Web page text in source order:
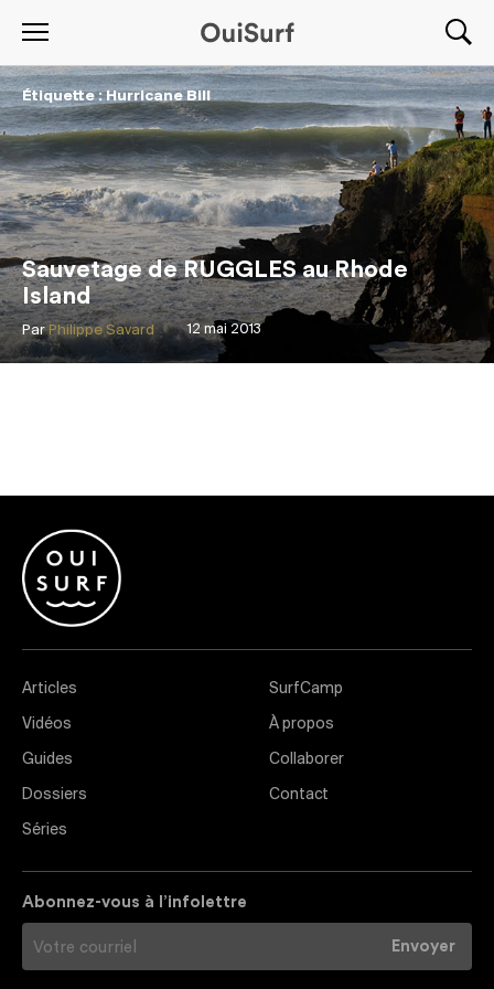
Étiquette : Hurricane Bill
Sauvetage de RUGGLES au Rhode
Island
12 mai 2013
Par Philippe Savard
Articles
Vidéos
Guides
Dossiers
Séries
SurfCamp
À propos
Collaborer
Contact
Abonnez-vous à l’infolettre